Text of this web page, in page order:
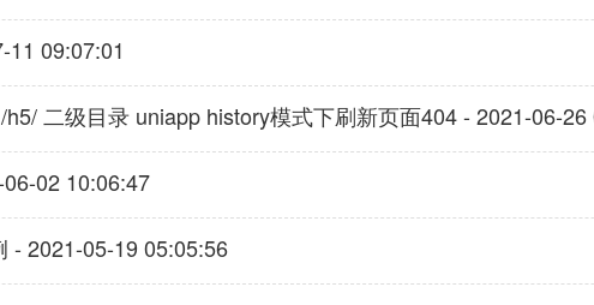
11 09:07:01
二级目录 uniapp history模式下刷新页面404 - 2021-06-26
02 10:06:47
- 2021-05-19 05:05:56